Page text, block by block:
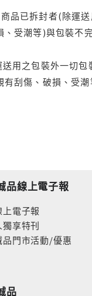
品已拆封者(除運
受潮等)與包裝不
用之包裝外一切
刮傷、破損、受
品線上電子報
電子報
享特刊
品門市活動/優惠
品